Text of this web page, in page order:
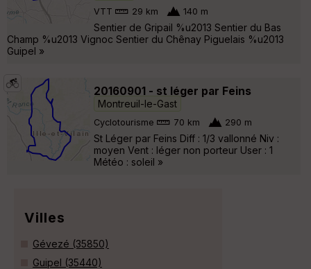
VTT 29 km 140 m
Sentier de Gripail %u2013 Sentier du Bas
Champ %u2013 Vignoc Sentier du Chênay Piguelais %u2013
Guipel »
20160901 - st léger par Feins
Montreuil-le-Gast
Cyclotourisme 70 km 290 m
St Léger par Feins Diff : 1/3 vallonné Niv :
moyen Vent : léger non porteur User : 1
Météo : soleil »
Villes
Gévezé (35850)
Guipel (35440)